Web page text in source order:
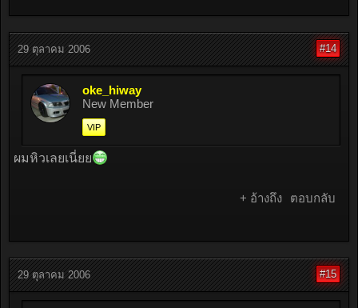
29 ตุลาคม 2006 #14
oke_hiway
New Member
VIP
ผมหิวเลยเนี่ยย
+ อ้างถึง ตอบกลับ
29 ตุลาคม 2006 #15